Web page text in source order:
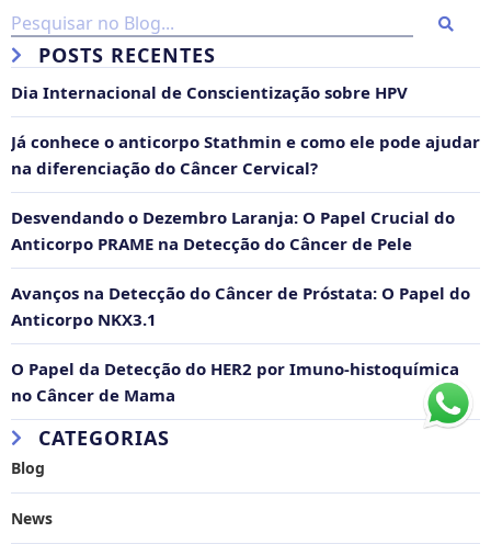
POSTS RECENTES
Dia Internacional de Conscientização sobre HPV
Já conhece o anticorpo Stathmin e como ele pode ajudar
na diferenciação do Câncer Cervical?
Desvendando o Dezembro Laranja: O Papel Crucial do
Anticorpo PRAME na Detecção do Câncer de Pele
Avanços na Detecção do Câncer de Próstata: O Papel do
Anticorpo NKX3.1
O Papel da Detecção do HER2 por Imuno-histoquímica
no Câncer de Mama
CATEGORIAS
Blog
News